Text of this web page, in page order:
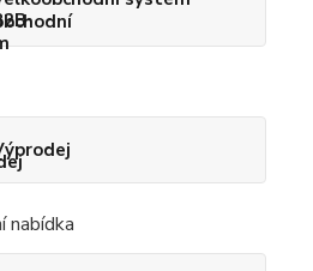
nabídka